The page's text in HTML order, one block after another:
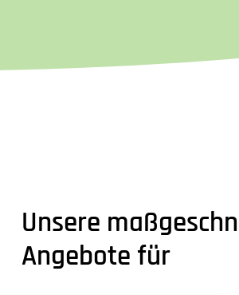
Unsere
Angebote für